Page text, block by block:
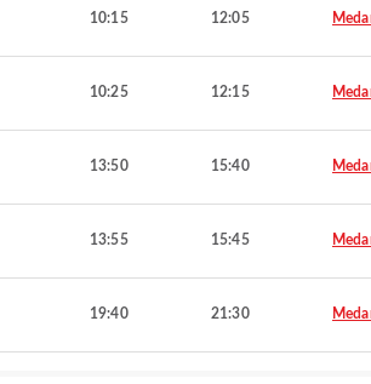
10:15 12:05
10:25 12:15
13:50 15:40
13:55 15:45
19:40 21:30